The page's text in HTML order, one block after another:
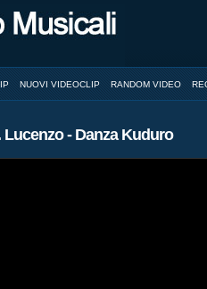
NUOVI VIDEOCLIP RANDOM VIDEO
- Danza Kuduro